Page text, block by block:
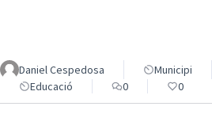
Daniel Cespedosa
Municipi
Educació
0 0